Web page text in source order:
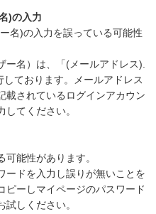
)の入力
名)の入力を誤っている可能性
ー名）は、「(メールアドレス).
ております。メールアドレス
載されているログインアカウン
してください。
能性があります。
ードを入力し誤りが無いことを
ピーしマイページのパスワード
しください。